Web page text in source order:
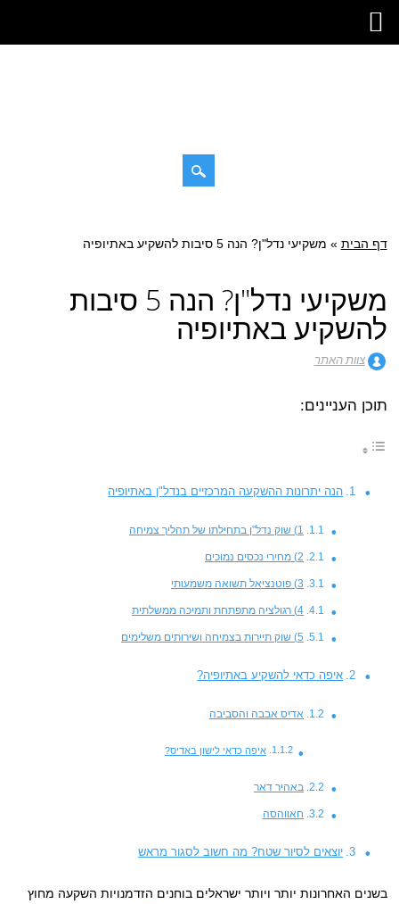
לתוכן
דף הבית » משקיעי נדל"ן? הנה 5 סיבות להשקיע באתיופיה
משקיעי נדל"ן? הנה 5 סיבות
להשקיע באתיופיה
צוות האתר
תוכן העניינים:
הנה יתרונות ההשקעה המרכזיים בנדל"ן באתיופיה
1) שוק נדל"ן בתחילתו של תהליך צמיחה
2) מחירי נכסים נמוכים
3) פוטנציאל תשואה משמעותי
4) רגולציה מתפתחת ותמיכה ממשלתית
5) שוק תיירות בצמיחה ושירותים משלימים
איפה כדאי להשקיע באתיופיה?
אדיס אבבה והסביבה
איפה כדאי לישון באדיס?
באהיר דאר
חאווהסה
יוצאים לסיור שטח? מה חשוב לסגור מראש
בשנים האחרונות יותר ויותר ישראלים בוחנים הזדמנויות השקעה מחוץ